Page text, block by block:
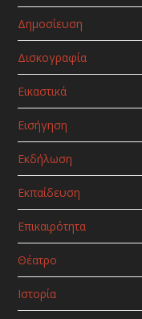
Δημοσίευση
Δισκογραφία
Εικαστικά
Εισήγηση
Εκδήλωση
Εκπαίδευση
Επικαιρότητα
Θέατρο
Ιστορία